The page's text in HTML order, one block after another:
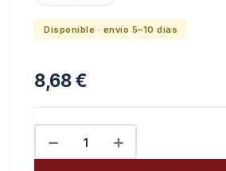
Disponible · envío 5–10 días
8,68€